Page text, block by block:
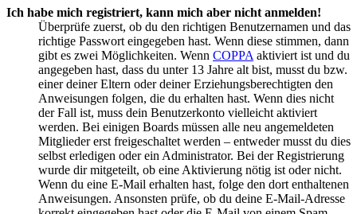
Ich habe mich registriert, kann mich aber nicht anmelden!
Überprüfe zuerst, ob du den richtigen Benutzernamen und das
richtige Passwort eingegeben hast. Wenn diese stimmen, dann
gibt es zwei Möglichkeiten. Wenn COPPA aktiviert ist und du
angegeben hast, dass du unter 13 Jahre alt bist, musst du bzw.
einer deiner Eltern oder deiner Erziehungsberechtigten den
Anweisungen folgen, die du erhalten hast. Wenn dies nicht
der Fall ist, muss dein Benutzerkonto vielleicht aktiviert
werden. Bei einigen Boards müssen alle neu angemeldeten
Mitglieder erst freigeschaltet werden – entweder musst du dies
selbst erledigen oder ein Administrator. Bei der Registrierung
wurde dir mitgeteilt, ob eine Aktivierung nötig ist oder nicht.
Wenn du eine E-Mail erhalten hast, folge den dort enthaltenen
Anweisungen. Ansonsten prüfe, ob du deine E-Mail-Adresse